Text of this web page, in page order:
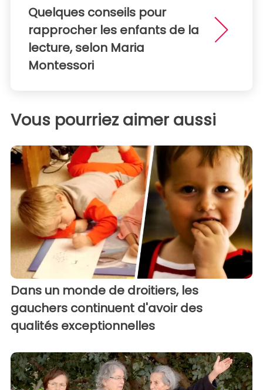
Quelques conseils pour
rapprocher les enfants de la
lecture, selon Maria
Montessori
Vous pourriez aimer aussi
Dans un monde de droitiers, les
gauchers continuent d'avoir des
qualités exceptionnelles